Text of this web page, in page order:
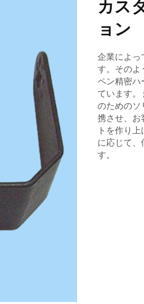
カス
ョン
企業によっ
す。そのよ
ペン精密ハ
ています。
のためのソ
携させ、お
トを作り
に応じて、
す。